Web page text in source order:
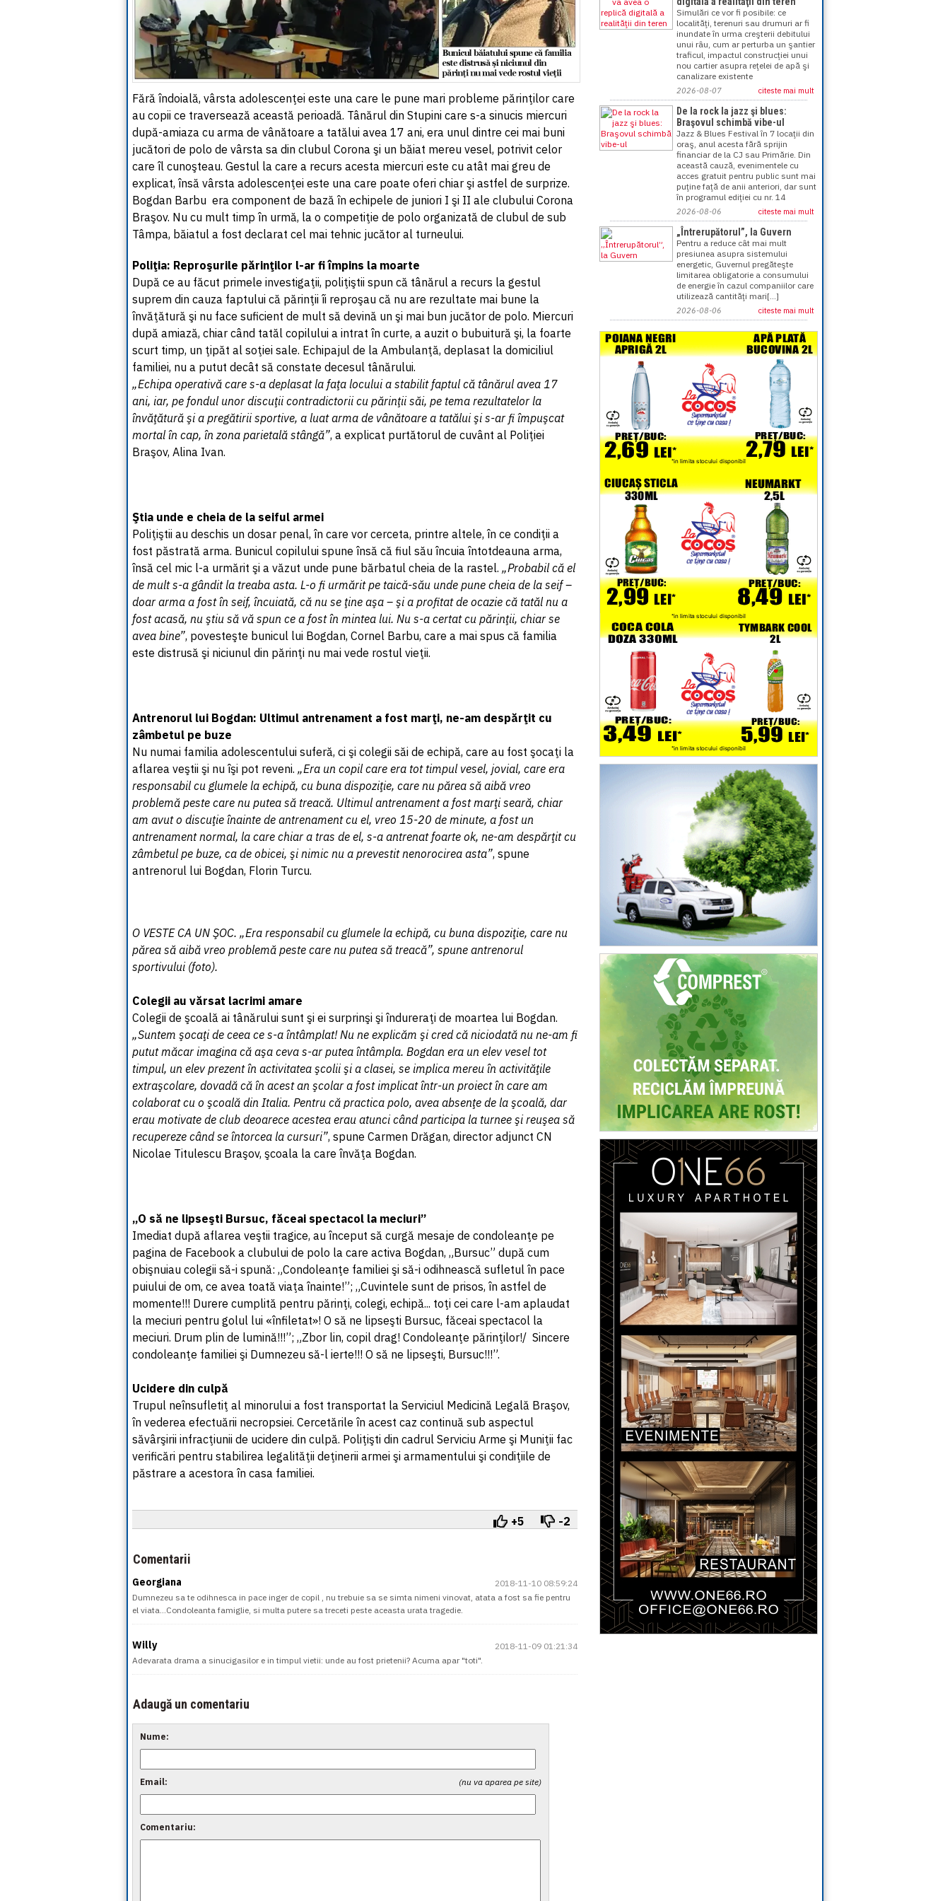
Fără îndoială, vârsta adolescenţei este una care le pune mari probleme părinţilor care
au copii ce traversează această perioadă. Tânărul din Stupini care s-a sinucis miercuri
după-amiaza cu arma de vânătoare a tatălui avea 17 ani, era unul dintre cei mai buni
jucători de polo de vârsta sa din clubul Corona şi un băiat mereu vesel, potrivit celor
care îl cunoşteau. Gestul la care a recurs acesta miercuri este cu atât mai greu de
explicat, însă vârsta adolescenţei este una care poate oferi chiar şi astfel de surprize.
Bogdan Barbu era component de bază în echipele de juniori I şi II ale clubului Corona
Braşov. Nu cu mult timp în urmă, la o competiţie de polo organizată de clubul de sub
Tâmpa, băiatul a fost declarat cel mai tehnic jucător al turneului.
Poliţia: Reproşurile părinţilor l-ar fi împins la moarte
După ce au făcut primele investigaţii, poliţiştii spun că tânărul a recurs la gestul
suprem din cauza faptului că părinţii îi reproşau că nu are rezultate mai bune la
învăţătură şi nu face suficient de mult să devină un şi mai bun jucător de polo. Miercuri
după amiază, chiar când tatăl copilului a intrat în curte, a auzit o bubuitură şi, la foarte
scurt timp, un ţipăt al soţiei sale. Echipajul de la Ambulanţă, deplasat la domiciliul
familiei, nu a putut decât să constate decesul tânărului.
„Echipa operativă care s-a deplasat la faţa locului a stabilit faptul că tânărul avea 17
ani, iar, pe fondul unor discuţii contradictorii cu părinţii săi, pe tema rezultatelor la
învăţătură şi a pregătirii sportive, a luat arma de vânătoare a tatălui şi s-ar fi împuşcat
mortal în cap, în zona parietală stângă”, a explicat purtătorul de cuvânt al Poliţiei
Braşov, Alina Ivan.
Ştia unde e cheia de la seiful armei
Poliţiştii au deschis un dosar penal, în care vor cerceta, printre altele, în ce condiţii a
fost păstrată arma. Bunicul copilului spune însă că fiul său încuia întotdeauna arma,
însă cel mic l-a urmărit şi a văzut unde pune bărbatul cheia de la rastel. „Probabil că el
de mult s-a gândit la treaba asta. L-o fi urmărit pe taică-său unde pune cheia de la seif –
doar arma a fost în seif, încuiată, că nu se ţine aşa – şi a profitat de ocazie că tatăl nu a
fost acasă, nu ştiu să vă spun ce a fost în mintea lui. Nu s-a certat cu părinţii, chiar se
avea bine”, povesteşte bunicul lui Bogdan, Cornel Barbu, care a mai spus că familia
este distrusă şi niciunul din părinţi nu mai vede rostul vieţii.
Antrenorul lui Bogdan: Ultimul antrenament a fost marţi, ne-am despărţit cu
zâmbetul pe buze
Nu numai familia adolescentului suferă, ci şi colegii săi de echipă, care au fost şocaţi la
aflarea veştii şi nu îşi pot reveni. „Era un copil care era tot timpul vesel, jovial, care era
responsabil cu glumele la echipă, cu buna dispoziţie, care nu părea să aibă vreo
problemă peste care nu putea să treacă. Ultimul antrenament a fost marţi seară, chiar
am avut o discuţie înainte de antrenament cu el, vreo 15-20 de minute, a fost un
antrenament normal, la care chiar a tras de el, s-a antrenat foarte ok, ne-am despărţit cu
zâmbetul pe buze, ca de obicei, şi nimic nu a prevestit nenorocirea asta”, spune
antrenorul lui Bogdan, Florin Turcu.
O VESTE CA UN ŞOC. „Era responsabil cu glumele la echipă, cu buna dispoziţie, care nu
părea să aibă vreo problemă peste care nu putea să treacă”, spune antrenorul
sportivului (foto).
Colegii au vărsat lacrimi amare
Colegii de şcoală ai tânărului sunt şi ei surprinşi şi îndureraţi de moartea lui Bogdan.
„Suntem şocaţi de ceea ce s-a întâmplat! Nu ne explicăm şi cred că niciodată nu ne-am fi
putut măcar imagina că aşa ceva s-ar putea întâmpla. Bogdan era un elev vesel tot
timpul, un elev prezent în activitatea şcolii şi a clasei, se implica mereu în activităţile
extraşcolare, dovadă că în acest an şcolar a fost implicat într-un proiect în care am
colaborat cu o şcoală din Italia. Pentru că practica polo, avea absenţe de la şcoală, dar
erau motivate de club deoarece acestea erau atunci când participa la turnee şi reuşea să
recupereze când se întorcea la cursuri”, spune Carmen Drăgan, director adjunct CN
Nicolae Titulescu Braşov, şcoala la care învăţa Bogdan.
„O să ne lipseşti Bursuc, făceai spectacol la meciuri”
Imediat după aflarea veştii tragice, au început să curgă mesaje de condoleanţe pe
pagina de Facebook a clubului de polo la care activa Bogdan, „Bursuc” după cum
obişnuiau colegii să-i spună: „Condoleanţe familiei şi să-i odihnească sufletul în pace
puiului de om, ce avea toată viaţa înainte!”; „Cuvintele sunt de prisos, în astfel de
momente!!! Durere cumplită pentru părinţi, colegi, echipă... toţi cei care l-am aplaudat
la meciuri pentru golul lui «înfiletat»! O să ne lipseşti Bursuc, făceai spectacol la
meciuri. Drum plin de lumină!!!”; „Zbor lin, copil drag! Condoleanţe părinţilor!/ Sincere
condoleanţe familiei şi Dumnezeu să-l ierte!!! O să ne lipseşti, Bursuc!!!”.
Ucidere din culpă
Trupul neînsufletiţ al minorului a fost transportat la Serviciul Medicină Legală Braşov,
în vederea efectuării necropsiei. Cercetările în acest caz continuă sub aspectul
săvârşirii infracţiunii de ucidere din culpă. Poliţişti din cadrul Serviciu Arme şi Muniţii fac
verificări pentru stabilirea legalităţii deţinerii armei şi armamentului şi condiţiile de
păstrare a acestora în casa familiei.
+5 -2
Comentarii
Georgiana
2018-11-10 08:59:24
Dumnezeu sa te odihnesca in pace inger de copil , nu trebuie sa se simta nimeni vinovat, atata a fost sa fie pentru
el viata...Condoleanta famiglie, si multa putere sa treceti peste aceasta urata tragedie.
Willy
2018-11-09 01:21:34
Adevarata drama a sinucigasilor e in timpul vietii: unde au fost prietenii? Acuma apar "toti".
Adaugă un comentariu
Nume:
(nu va aparea pe site)
Email:
Comentariu:
Simulări ce vor fi posibile: ce
localităţi, terenuri sau drumuri ar fi
inundate în urma creşterii debitului
unui râu, cum ar perturba un şantier
traficul, impactul construcţiei unui
nou cartier asupra reţelei de apă şi
canalizare existente
2026-08-07 citeste mai mult
De la rock la jazz şi blues:
Braşovul schimbă vibe-ul
Jazz & Blues Festival în 7 locaţii din
oraş, anul acesta fără sprijin
financiar de la CJ sau Primărie. Din
această cauză, evenimentele cu
acces gratuit pentru public sunt mai
puţine faţă de anii anteriori, dar sunt
în programul ediţiei cu nr. 14
2026-08-06 citeste mai mult
„Întrerupătorul”, la Guvern
Pentru a reduce cât mai mult
presiunea asupra sistemului
energetic, Guvernul pregăteşte
limitarea obligatorie a consumului
de energie în cazul companiilor care
utilizează cantităţi mari[...]
2026-08-06 citeste mai mult